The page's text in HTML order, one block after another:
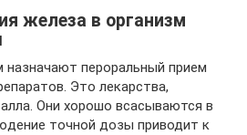
железа в организм
пероральный прием
Это лекарства,
Они хорошо всасываются в
точной дозы приводит к